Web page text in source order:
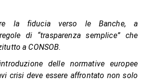
la fiducia verso le Banche, a
di “trasparenza semplice” che
a CONSOB.
delle normative europee
crisi deve essere affrontato non solo